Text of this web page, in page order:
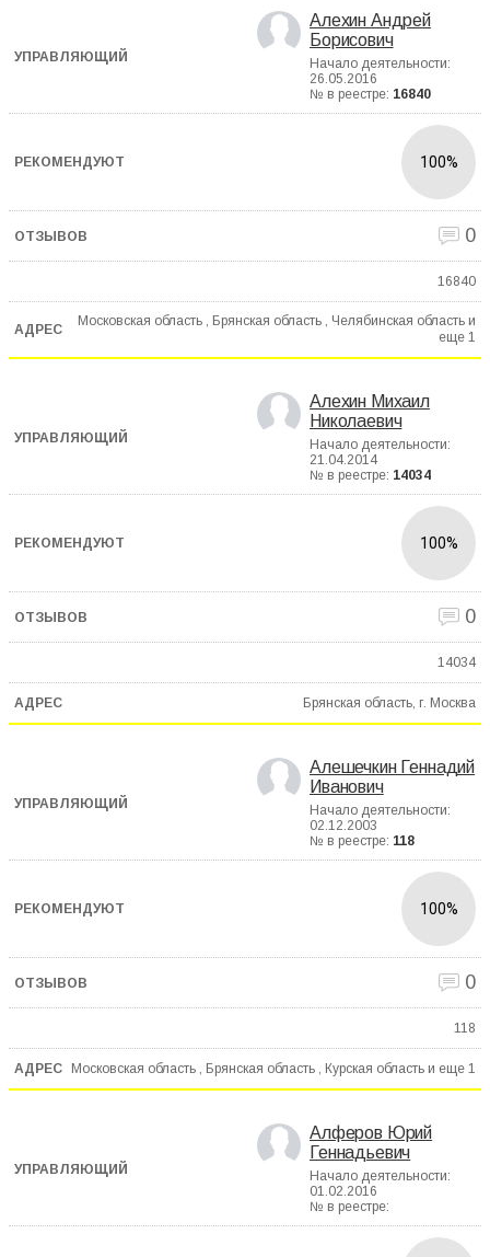
Алехин Андрей
Борисович
Начало деятельности:
26.05.2016
№ в реестре: 16840
100%
0
16840
Московская область , Брянская область , Челябинская область и
еще 1
Алехин Михаил
Николаевич
Начало деятельности:
21.04.2014
№ в реестре: 14034
100%
0
14034
Брянская область, г. Москва
Алешечкин Геннадий
Иванович
Начало деятельности:
02.12.2003
№ в реестре: 118
100%
0
118
Московская область , Брянская область , Курская область и еще 1
Алферов Юрий
Геннадьевич
Начало деятельности:
01.02.2016
№ в реестре: